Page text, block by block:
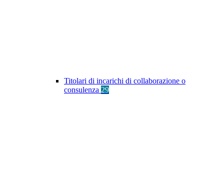
Titolari di incarichi di collaborazione o
consulenza 29